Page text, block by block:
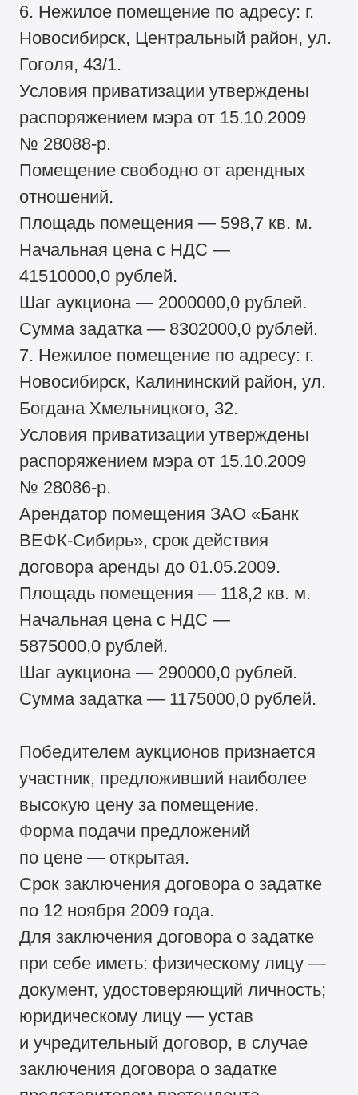
6. Нежилое помещение по адресу: г.
Новосибирск, Центральный район, ул.
Гоголя, 43/1.
Условия приватизации утверждены
распоряжением мэра от 15.10.2009
№ 28088-р.
Помещение свободно от арендных
отношений.
Площадь помещения — 598,7 кв. м.
Начальная цена с НДС —
41510000,0 рублей.
Шаг аукциона — 2000000,0 рублей.
Сумма задатка — 8302000,0 рублей.
7. Нежилое помещение по адресу: г.
Новосибирск, Калининский район, ул.
Богдана Хмельницкого, 32.
Условия приватизации утверждены
распоряжением мэра от 15.10.2009
№ 28086-р.
Арендатор помещения ЗАО «Банк
ВЕФК-Сибирь», срок действия
договора аренды до 01.05.2009.
Площадь помещения — 118,2 кв. м.
Начальная цена с НДС —
5875000,0 рублей.
Шаг аукциона — 290000,0 рублей.
Сумма задатка — 1175000,0 рублей.
Победителем аукционов признается
участник, предложивший наиболее
высокую цену за помещение.
Форма подачи предложений
по цене — открытая.
Срок заключения договора о задатке
по 12 ноября 2009 года.
Для заключения договора о задатке
при себе иметь: физическому лицу —
документ, удостоверяющий личность;
юридическому лицу — устав
и учредительный договор, в случае
заключения договора о задатке